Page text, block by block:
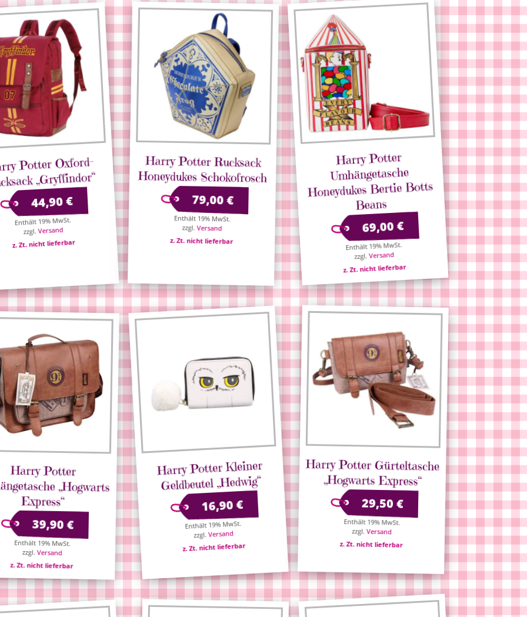
Potter Oxford-
„Gryffindor“
44,90€
Enthält 19% MwSt.
zzgl.Versand
Harry Potter Rucksack
Honeydukes Schokofrosch
79,00€
Enthält 19% MwSt.
zzgl.Versand
Harry Potter
Umhängetasche
Honeydukes Bertie Botts
Beans
69,00€
Enthält 19% MwSt.
zzgl.Versand
Harry Potter
Umhängetasche „Hogwarts
Express“
39,90€
Enthält 19% MwSt.
zzgl. Versand
Harry Potter Kleiner
Geldbeutel „Hedwig“
16,90€
Enthält 19% MwSt.
zzgl.Versand
Harry Potter Gürteltasche
„Hogwarts Express“
29,50 €
Enthält 19% MwSt.
zzgl. Versand